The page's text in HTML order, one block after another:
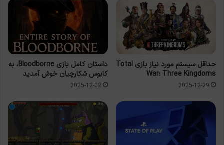
حداقل سیستم مورد نیاز بازی Total
War: Three Kingdoms
2025-12-29
داستان کامل بازی Bloodborne، به
کابوس شکارچیان خوش آمدید
2025-12-02